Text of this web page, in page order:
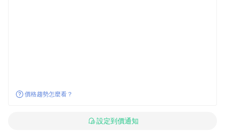
價格趨勢怎麼看？
設定到價通知